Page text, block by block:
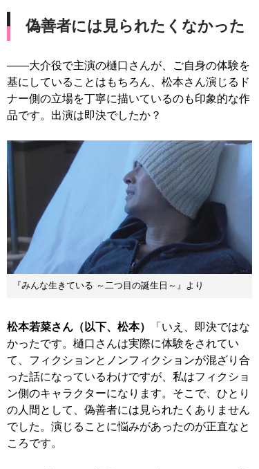
偽善者には見られたくなかった
――大介役で主演の樋口さんが、ご自身の体験を
基にしていることはもちろん、松本さん演じるド
ナー側の立場を丁寧に描いているのも印象的な作
品です。出演は即決でしたか？
『みんな生きている ～二つ目の誕生日～』より
松本若菜さん（以下、松本）
「いえ、即決ではな
かったです。樋口さんは実際に体験をされてい
て、フィクションとノンフィクションが混ざり合
った話になっているわけですが、私はフィクショ
ン側のキャラクターになります。そこで、ひとり
の人間として、偽善者には見られたくありません
でした。演じることに悩みがあったのが正直なと
ころです。